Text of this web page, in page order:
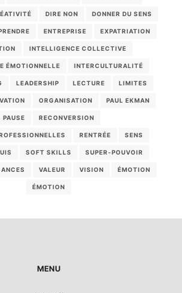
DIRE NON DONNER DU SENS
ENTREPRISE EXPATRIATION
INTELLIGENCE COLLECTIVE
ÉMOTIONNELLE INTERCULTURALITÉ
LEADERSHIP LECTURE LIMITES
ORGANISATION PAUL EKMAN
PAUSE RECONVERSION
RENTRÉE SENS
SOFT SKILLS SUPER-POUVOIR
VALEUR VISION ÉMOTION
ÉMOTION
MENU